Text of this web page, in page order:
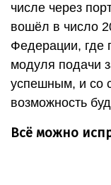
числе через
вошёл в число
Федерации, где
модуля подачи
успешным, и со
возможность
Всё можно